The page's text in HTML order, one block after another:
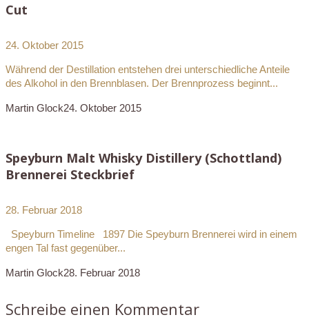
Cut
24. Oktober 2015
Während der Destillation entstehen drei unterschiedliche Anteile
des Alkohol in den Brennblasen. Der Brennprozess beginnt...
Martin Glock24. Oktober 2015
Speyburn Malt Whisky Distillery (Schottland)
Brennerei Steckbrief
28. Februar 2018
Speyburn Timeline 1897 Die Speyburn Brennerei wird in einem
engen Tal fast gegenüber...
Martin Glock28. Februar 2018
Schreibe einen Kommentar